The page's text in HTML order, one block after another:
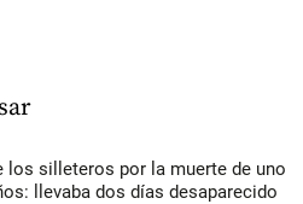
los silleteros por la muerte de uno
llevaba dos días desaparecido